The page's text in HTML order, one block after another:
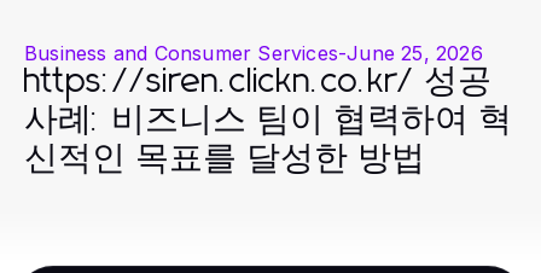
Business and Consumer Services-June 25, 2026
https://siren.clickn.co.kr/ 성공
사례: 비즈니스 팀이 협력하여 혁
신적인 목표를 달성한 방법